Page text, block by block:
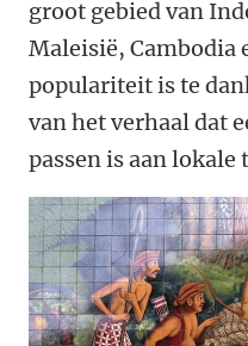
groot gebied van
Maleisië, Cambodia
populariteit is te
van het verhaal dat
passen is aan lokale